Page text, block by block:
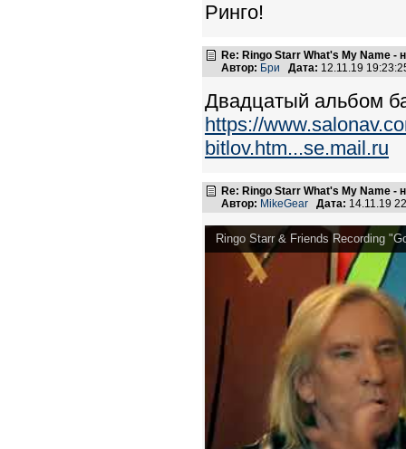
Ринго!
Re: Ringo Starr What's My Name
Автор: Бри Дата: 12.11.19
Двадцатый альбом
https://
bitlov.htm...se.mail.ru
Re: Ringo Starr What's My Name
Автор: MikeGear Дата: 14.11.19
Ringo Starr & Friends Recording